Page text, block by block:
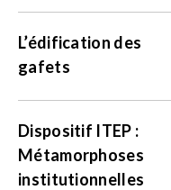
L’édification des
gafets
Dispositif ITEP :
Métamorphoses
institutionnelles